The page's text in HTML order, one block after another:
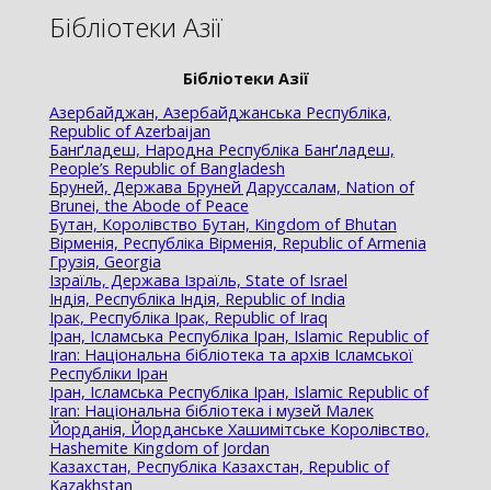
Бібліотеки Азії
Бібліотеки Азії
Азербайджан, Азербайджанська Республіка,
Republic of Azerbaijan
Банґладеш, Народна Республіка Банґладеш,
People’s Republic of Bangladesh
Бруней, Держава Бруней Даруссалам, Nation of
Brunei, the Abode of Peace
Бутан, Королівство Бутан, Kingdom of Bhutan
Вірменія, Республіка Вірменія, Republic of Armenia
Грузія, Georgia
Ізраїль, Держава Ізраїль, State of Israel
Індія, Республіка Індія, Republic of India
Ірак, Республіка Ірак, Republic of Iraq
Іран, Ісламська Республіка Іран, Islamic Republic of
Iran: Національна бібліотека та архів Ісламської
Республіки Іран
Іран, Ісламська Республіка Іран, Islamic Republic of
Iran: Національна бібліотека і музей Малек
Йорданія, Йорданське Хашимітське Королівство,
Hashemite Kingdom of Jordan
Казахстан, Республіка Казахстан, Republic of
Kazakhstan